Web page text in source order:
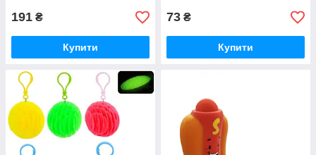
191 ₴
Купити
73 ₴
Купити